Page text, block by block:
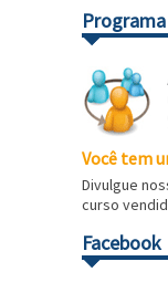
Você tem
Divulgue
curso
Facebook